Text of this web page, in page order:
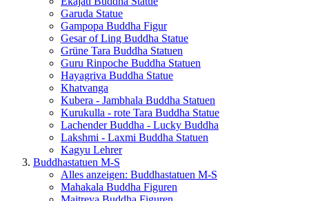
Garuda Statue
Gampopa Buddha Figur
Gesar of Ling Buddha Statue
Grüne Tara Buddha Statuen
Guru Rinpoche Buddha Statuen
Hayagriva Buddha Statue
Khatvanga
Kubera - Jambhala Buddha Statuen
Kurukulla - rote Tara Buddha Statue
Lachender Buddha - Lucky Buddha
Lakshmi - Laxmi Buddha Statuen
Kagyu Lehrer
Buddhastatuen M-S
Alles anzeigen: Buddhastatuen M-S
Mahakala Buddha Figuren